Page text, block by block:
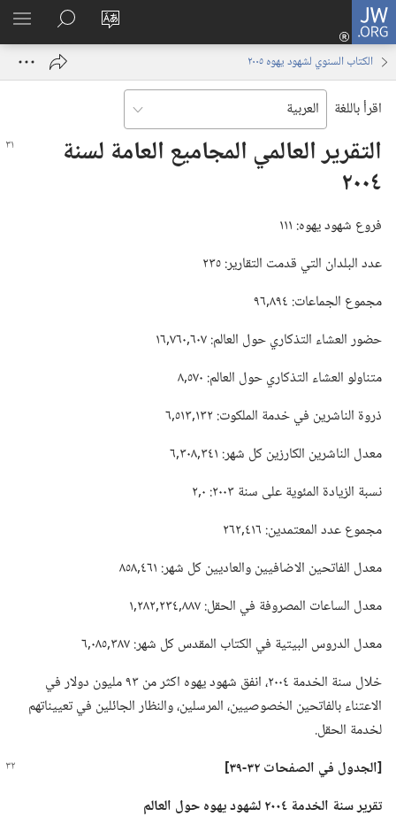
JW.ORG
تغيير
الموقع
تسجيل
الدخول
نافذة
البحث
في
JW.‎ORG
الكتاب السنوي لشهود يهوه ٢٠٠٥
اقرأ باللغة
التقرير العالمي المجاميع العامة لسنة
٢٠٠٤
فروع شهود يهوه:‏ ١١١
عدد البلدان التي قدمت التقارير:‏ ٢٣٥
مجموع الجماعات:‏ ٨٩٤‏,٩٦
حضور العشاء التذكاري حول العالم:‏ ٦٠٧‏,٧٦٠‏,١٦
متناولو العشاء التذكاري حول العالم:‏ ٥٧٠‏,٨
ذروة الناشرين في خدمة الملكوت:‏ ١٣٢‏,٥١٣‏,٦
معدل الناشرين الكارزين كل شهر:‏ ٣٤١‏,٣٠٨‏,٦
نسبة الزيادة المئوية على سنة ٢٠٠٣:‏ ٠‏,٢
مجموع عدد المعتمدين:‏ ٤١٦‏,٢٦٢
معدل الفاتحين الاضافيين والعاديين كل شهر:‏ ٤٦١‏,٨٥٨
معدل الساعات المصروفة في الحقل:‏ ٨٨٧‏,٢٣٤‏,٢٨٢‏,١
معدل الدروس البيتية في الكتاب المقدس كل شهر:‏ ٣٨٧‏,٠٨٥‏,٦
خلال سنة الخدمة ٢٠٠٤،‏ انفق شهود يهوه اكثر من ٩٣ مليون دولار في
الاعتناء بالفاتحين الخصوصيين،‏ المرسلين،‏ والنظار الجائلين في تعييناتهم
لخدمة الحقل.‏
‏[الجدول في الصفحات ٣٢-‏٣٩]‏
تقرير سنة الخدمة ٢٠٠٤ لشهود يهوه حول العالم